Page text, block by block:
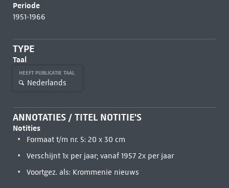
Periode
1951-1966
TYPE
Taal
HEEFT PUBLICATIE TAAL
Nederlands
ANNOTATIES / TITEL NOTITIE'S
Notities
Formaat t/m nr. 5: 20 x 30 cm
Verschijnt 1x per jaar; vanaf 1957 2x per jaar
Voortgez. als: Krommenie nieuws